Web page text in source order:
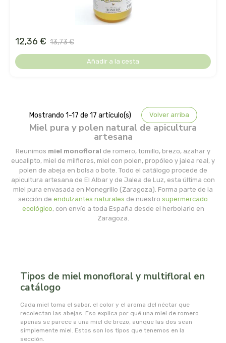
Miel pura y polen natural de apicultura
artesana
Reunimos miel monofloral de romero, tomillo, brezo, azahar y
eucalipto, miel de milflores, miel con polen, propóleo y jalea real, y
polen de abeja en bolsa o bote. Todo el catálogo procede de
apicultura artesana de El Albar y de Jalea de Luz, esta última con
miel pura envasada en Monegrillo (Zaragoza). Forma parte de la
sección de endulzantes naturales de nuestro supermercado
ecológico, con envío a toda España desde el herbolario en
Zaragoza.
Tipos de miel monofloral y multifloral en
catálogo
Cada miel toma el sabor, el color y el aroma del néctar que
recolectan las abejas. Eso explica por qué una miel de romero
apenas se parece a una miel de brezo, aunque las dos sean
simplemente miel. Estos son los tipos que tenemos en la
sección.
12,36 € 13,73 €
Añadir a la cesta
Mostrando 1-17 de 17 artículo(s) Volver arriba
la salud
la via vegana
labcatal
labnatur
lamberts
lcn